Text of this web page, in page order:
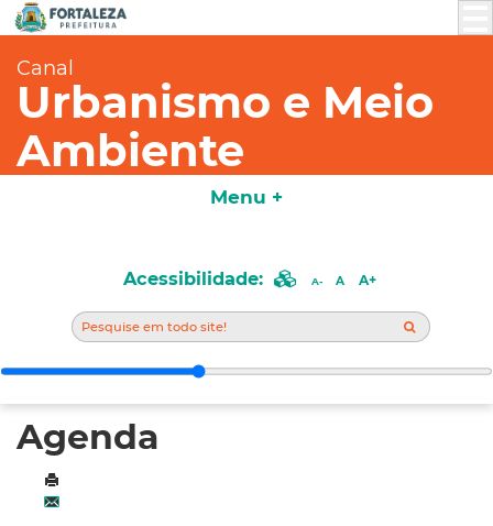
Canal
Urbanismo e Meio
Ambiente
Acessibilidade: A
Agenda